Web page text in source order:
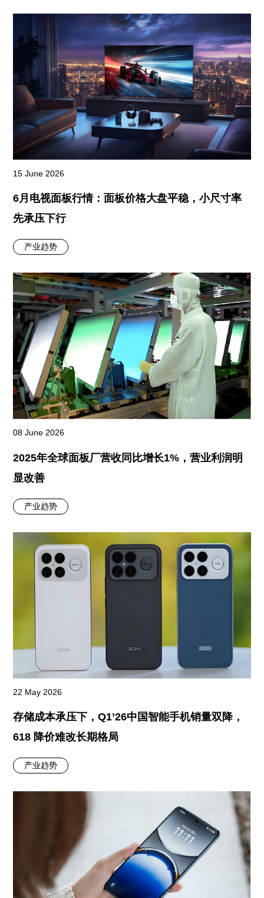
15 June 2026
6月电视面板行情：面板价格大盘平稳，小尺寸率
先承压下行
产业趋势
08 June 2026
2025年全球面板厂营收同比增长1%，营业利润明
显改善
产业趋势
22 May 2026
存储成本承压下，Q1’26中国智能手机销量双降，
618 降价难改长期格局
产业趋势